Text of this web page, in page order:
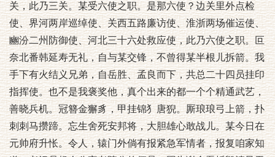
关，此乃三关。某受六使之职。是那六使？边关里外点检
使、界河两岸巡绰使、关西五路廉访使、淮浙两场催运使、
豳汾二州防御使、河北三十六处救应使，此乃六使之职。叵
奈北番韩延寿无礼，自与某交锋，不曾得某半根儿拆箭。我
手下有火结义兄弟，自岳胜、孟良而下，共总二十四员挂印
指挥使。也不是我褒奖他，真个出来的都一个个精通武艺，
善晓兵机。冠簪金獬豸，甲挂锦犭唐猊。厮琅琅弓上箭，扑
刺刺马攒蹄。忘生舍死安邦将，大胆雄心敢战儿。某今日在
元帅府升怅。令人，辕门外倘有报紧急军情者，报复咱家知